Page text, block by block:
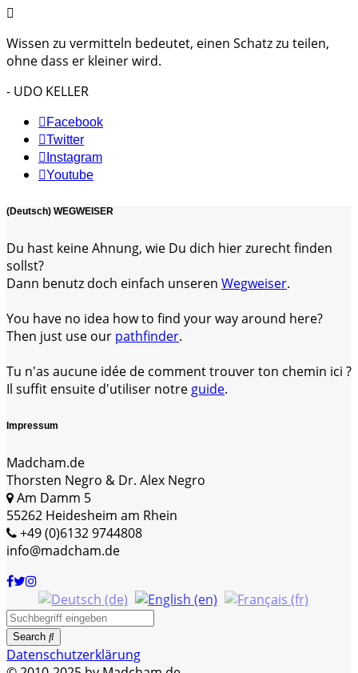
Wissen zu vermitteln bedeutet, einen Schatz zu teilen,
ohne dass er kleiner wird.
- UDO KELLER
Facebook
Twitter
Instagram
Youtube
(Deutsch) WEGWEISER
Du hast keine Ahnung, wie Du dich hier zurecht finden
sollst?
Dann benutz doch einfach unseren Wegweiser.
You have no idea how to find your way around here?
Then just use our pathfinder.
Tu n'as aucune idée de comment trouver ton chemin ici ?
Il suffit ensuite d'utiliser notre guide.
Impressum
Madcham.de
Thorsten Negro & Dr. Alex Negro
Am Damm 5
55262 Heidesheim am Rhein
+49 (0)6132 9744808
info@madcham.de
Search
Datenschutzerklärung